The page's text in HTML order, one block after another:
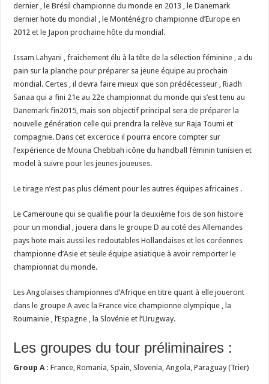
dernier , le Brésil championne du monde en 2013 , le Danemark
dernier hote du mondial , le Monténégro championne d’Europe en
2012 et le Japon prochaine hôte du mondial.
Issam Lahyani , fraichement élu à la tête de la sélection féminine , a du
pain sur la planche pour préparer sa jeune équipe au prochain
mondial. Certes , il devra faire mieux que son prédécesseur , Riadh
Sanaa qui a fini 21e au 22e championnat du monde qui s’est tenu au
Danemark fin2015, mais son objectif principal sera de préparer la
nouvelle génération celle qui prendra la relève sur Raja Toumi et
compagnie. Dans cet excercice il pourra encore compter sur
l’expérience de Mouna Chebbah icône du handball féminin tunisien et
model à suivre pour les jeunes joueuses.
Le tirage n’est pas plus clément pour les autres équipes africaines .
Le Cameroune qui se qualifie pour la deuxième fois de son histoire
pour un mondial , jouera dans le groupe D au coté des Allemandes
pays hote mais aussi les redoutables Hollandaises et les coréennes
championne d’Asie et seule équipe asiatique à avoir remporter le
championnat du monde.
Les Angolaises championnes d’Afrique en titre quant à elle joueront
dans le groupe A avec la France vice championne olympique , la
Roumainie , l’Espagne , la Slovénie et l’Urugway.
Les groupes du tour préliminaires :
Group A : France, Romania, Spain, Slovenia, Angola, Paraguay (Trier)